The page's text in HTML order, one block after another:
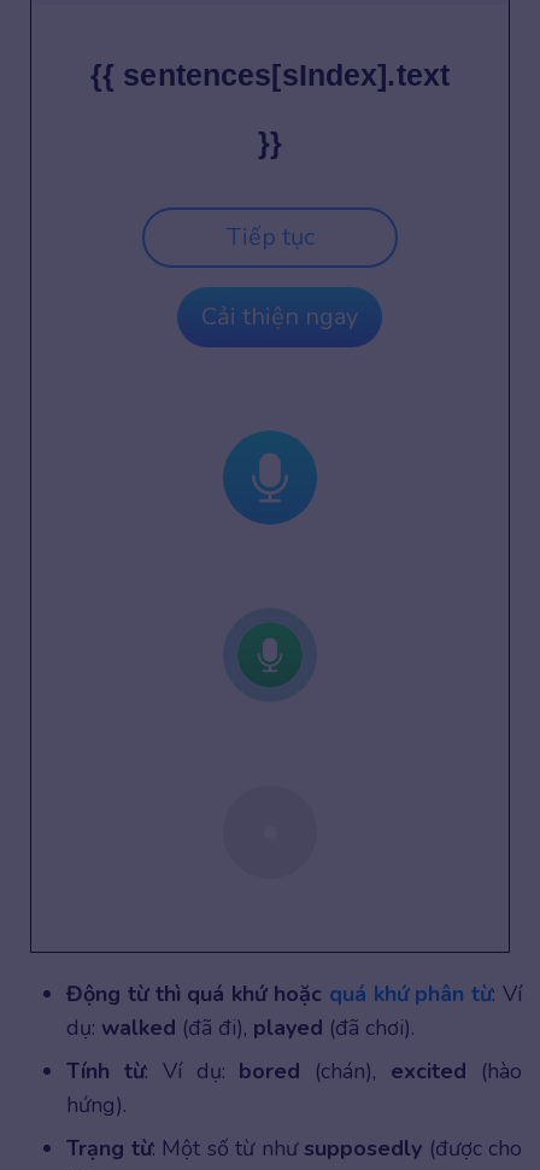
{{ sentences[sIndex].text
}}
Tiếp tục
Cải thiện ngay
Động từ thì quá khứ hoặc quá khứ phân từ: Ví
dụ: walked (đã đi), played (đã chơi).
Tính từ: Ví dụ: bored (chán), excited (hào
hứng).
Trạng từ: Một số từ như supposedly (được cho